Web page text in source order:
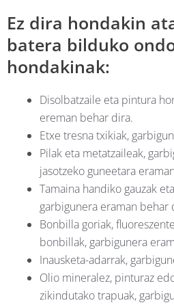
Ez dira hondakin
batera bilduko
hondakinak:
Disolbatzaile eta pintura
ereman behar dira.
Etxe tresna txikiak,
Pilak eta metatzaileak,
jasotzeko guneetara
Tamaina handiko gauzak
garbigunera eraman behar
Bonbilla goriak,
bonbillak, garbigunera
Inausketa-adarrak,
Olio mineralez, pinturaz
zikindutako trapuak,